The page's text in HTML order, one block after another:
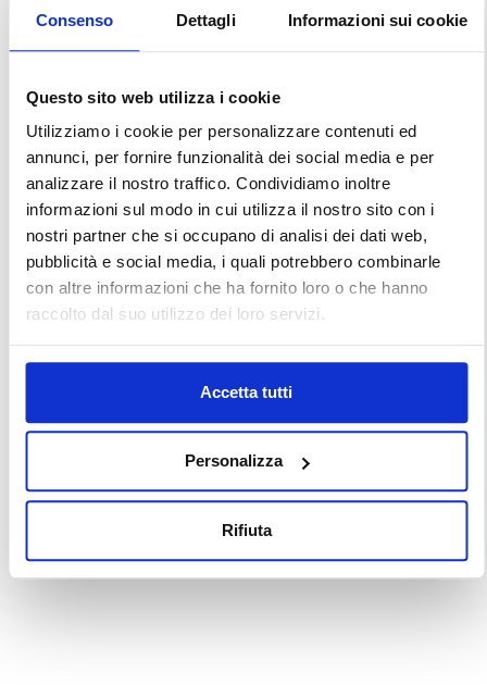
Consenso Dettagli Informazioni sui cookie
Questo sito web utilizza i cookie
Utilizziamo i cookie per personalizzare contenuti ed
annunci, per fornire funzionalità dei social media e per
analizzare il nostro traffico. Condividiamo inoltre
informazioni sul modo in cui utilizza il nostro sito con i
nostri partner che si occupano di analisi dei dati web,
pubblicità e social media, i quali potrebbero combinarle
con altre informazioni che ha fornito loro o che hanno
raccolto dal suo utilizzo dei loro servizi.
Accetta tutti
Personalizza
Rifiuta